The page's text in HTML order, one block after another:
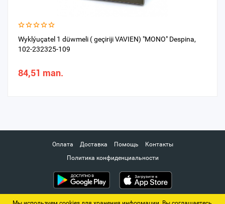
Wyklýuçatel 1 düwmeli ( geçiriji VAVIEN) "MONO" Despina,
102-232325-109
84,51 man.
Оплата Доставка Помощь
Контакты
Политика конфиденциальности